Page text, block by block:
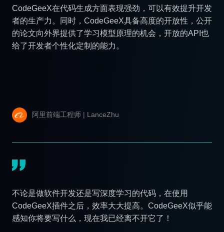
CodeGeeX在代码生成方面表现强劲，可以有效提升开发
者的生产力。同时，CodeGeeX具备高度的开放性，公开
的论文向外界提供了学习模型原理的机会，开放的API也
给了开发者个性化定制的能力。
阿里前端工程师 | LanceZhu
不论是做软件开发还是写深度学习的代码，在使用
CodeGeeX插件之后，效率大大提高。CodeGeeX似乎能
感知你将要写什么，现在我已经离不开它了！